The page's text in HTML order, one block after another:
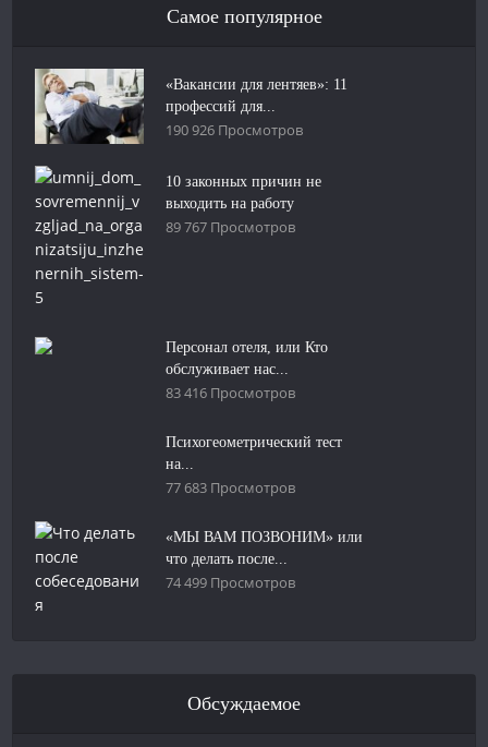
Самое популярное
«Вакансии для лентяев»: 11
профессий для...
190 926 Просмотров
10 законных причин не
выходить на работу
89 767 Просмотров
Персонал отеля, или Кто
обслуживает нас...
83 416 Просмотров
Психогеометрический тест
на...
77 683 Просмотров
«МЫ ВАМ ПОЗВОНИМ» или
что делать после...
74 499 Просмотров
Обсуждаемое